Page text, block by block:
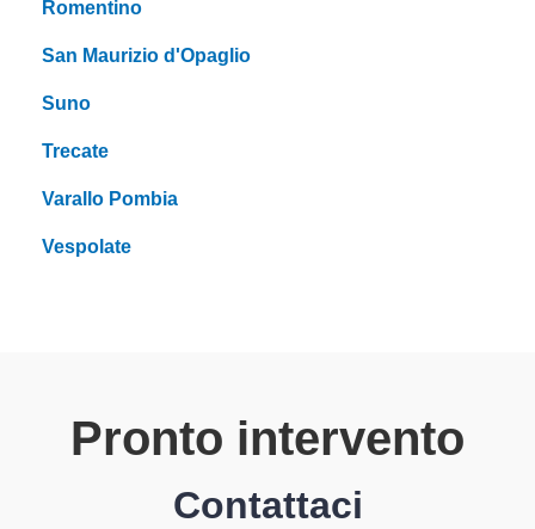
Romentino
San Maurizio d'Opaglio
Suno
Trecate
Varallo Pombia
Vespolate
Pronto intervento
Contattaci